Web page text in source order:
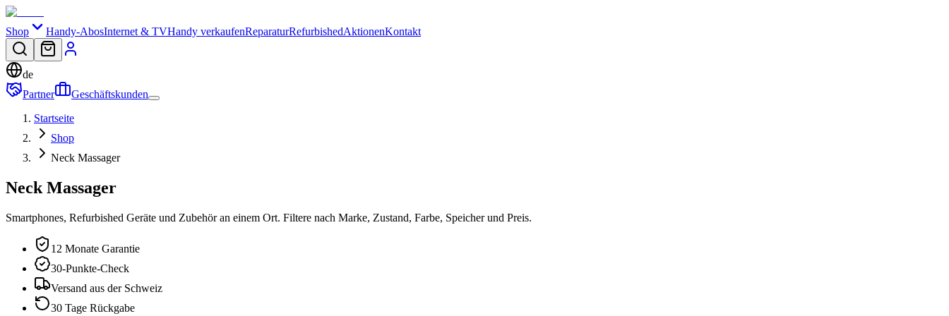
Shop Handy-AbosInternet & TVHandy verkaufenReparaturRefurbishedAktionenKontakt
de
Partner
Geschäftskunden
Startseite
Shop
Neck Massager
Neck Massager
Smartphones, Refurbished Geräte und Zubehör an einem Ort. Filtere nach Marke, Zustand, Farbe, Speicher und Preis.
12 Monate Garantie
30-Punkte-Check
Versand aus der Schweiz
30 Tage Rückgabe